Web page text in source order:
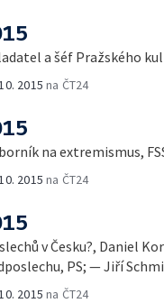
a šéf Pražského
2015 na ČT24
na extremismus,
2015 na ČT24
v Česku?, Daniel
PS; — Jiří
2015 na ČT24